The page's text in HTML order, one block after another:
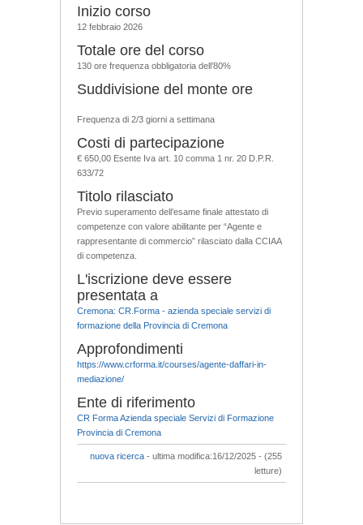
Inizio corso
12 febbraio 2026
Totale ore del corso
130 ore frequenza obbligatoria dell’80%
Suddivisione del monte ore
Frequenza di 2/3 giorni a settimana
Costi di partecipazione
€ 650,00 Esente Iva art. 10 comma 1 nr. 20 D.P.R.
633/72
Titolo rilasciato
Previo superamento dell’esame finale attestato di
competenze con valore abilitante per “Agente e
rappresentante di commercio” rilasciato dalla CCIAA
di competenza.
L'iscrizione deve essere
presentata a
Cremona: CR.Forma - azienda speciale servizi di
formazione della Provincia di Cremona
Approfondimenti
https://www.crforma.it/courses/agente-daffari-in-
mediazione/
Ente di riferimento
CR Forma Azienda speciale Servizi di Formazione
Provincia di Cremona
nuova ricerca - ultima modifica:16/12/2025 - (255
letture)